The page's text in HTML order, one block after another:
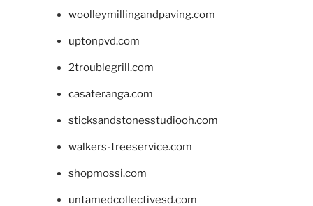
woolleymillingandpaving.com
uptonpvd.com
2troublegrill.com
casateranga.com
sticksandstonesstudiooh.com
walkers-treeservice.com
shopmossi.com
untamedcollectivesd.com